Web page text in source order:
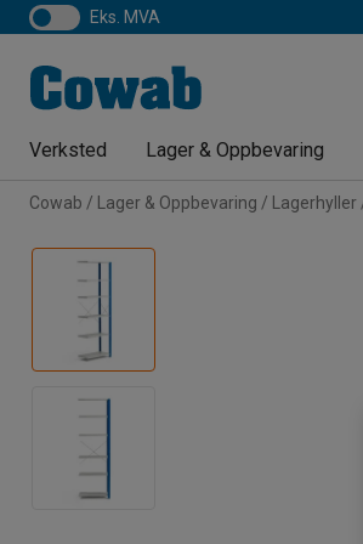
eks. MVA
Verksted Lager & Oppbevaring
Cowab Lager & Oppbevaring Lagerhyller